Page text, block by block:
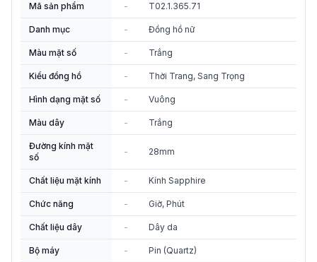
Mã sản phẩm - T02.1.365.71
Danh mục - Đồng hồ nữ
Màu mặt số - Trắng
Kiểu đồng hồ - Thời Trang, Sang Trọng
Hình dạng mặt số - Vuông
Màu dây - Trắng
Đường kính mặt
số
- 28mm
Chất liệu mặt kính - Kính Sapphire
Chức năng - Giờ, Phút
Chất liệu dây - Dây da
Bộ máy - Pin (Quartz)